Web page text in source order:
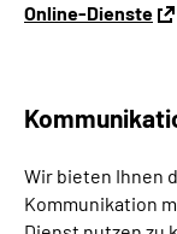
Online-Dienste
Wir bieten Ihnen
Kommunikation